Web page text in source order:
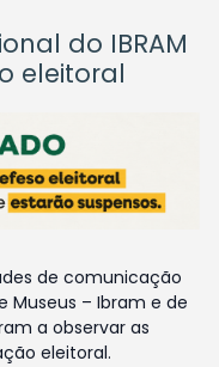
do IBRAM
eleitoral
de comunicação
Museus – Ibram e de
a observar as
eleitoral.